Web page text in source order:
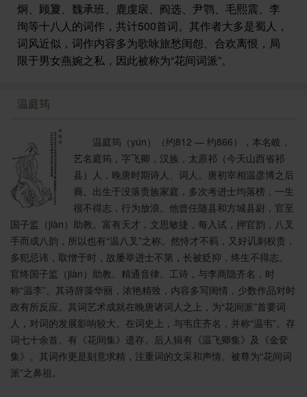
炯、顾夐、魏承班、鹿虔扆、阎选、尹鹗、毛熙震、李
珣等十八人的词作，共计500首词。其作者大多是蜀人，
词风近似，词作内容多为歌咏旅愁闺怨、合欢离恨，局
限于男女燕婉之私，因此被称为“花间词派”。
温庭筠
温庭筠（yún）（约812 — 约866），本名岐，
艺名庭筠，字飞卿，汉族，太原祁（今天山西省祁
县）人，晚唐时期诗人、词人。唐初宰相温彦博之后
裔。出生于没落贵族家庭，多次考进士均落榜，一生
很不得志，行为放浪。他曾任随县和方城县尉，官至
国子监（jiàn）助教。富有天才，文思敏捷，每入试，押官韵，八叉
手而成八韵，所以也有“温八叉”之称。然恃才不羁，又好讥刺权贵，
多犯忌讳，取憎于时，故屡举进士不第，长被贬抑，终生不得志。
官终国子监（jiàn）助教。精通音律。工诗，与李商隐齐名，时
称“温李”。其诗辞藻华丽，浓艳精致，内容多写闺情，少数作品对时
政有所反应。其词艺术成就在晚唐诸词人之上，为“花间派”首要词
人，对词的发展影响较大。在词史上，与韦庄齐名，并称“温韦”。存
词七十余首。有《花间集》遗存。后人辑有《温飞卿集》及《金奁
集》。其词作更是刻意求精，注重词的文采和声情。被尊为“花间词
派”之鼻祖。